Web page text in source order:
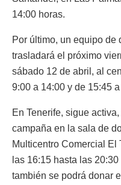
14:00 horas.
Por último, un equipo de
trasladará el próximo
sábado 12 de abril, al
9:00 a 14:00 y de 15:45
En Tenerife, sigue
campaña en la sala de
Multicentro Comercial El
las 16:15 hasta las
también se podrá donar